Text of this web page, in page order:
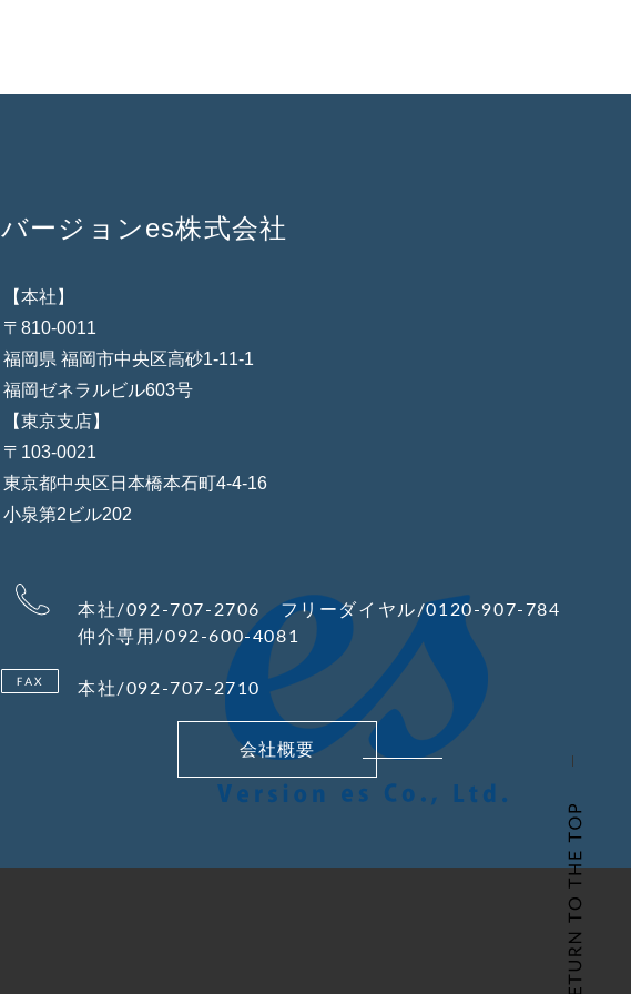
バージョンes株式会社
【本社】
〒810-0011
福岡県 福岡市中央区高砂1-11-1
福岡ゼネラルビル603号
【東京支店】
〒103-0021
東京都中央区日本橋本石町4-4-16
小泉第2ビル202
本社/092-707-2706 フリーダイヤル/0120-907-784
仲介専用/092-600-4081
本社/092-707-2710
会社概要